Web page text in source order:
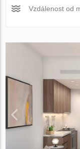
Vzdálenost od